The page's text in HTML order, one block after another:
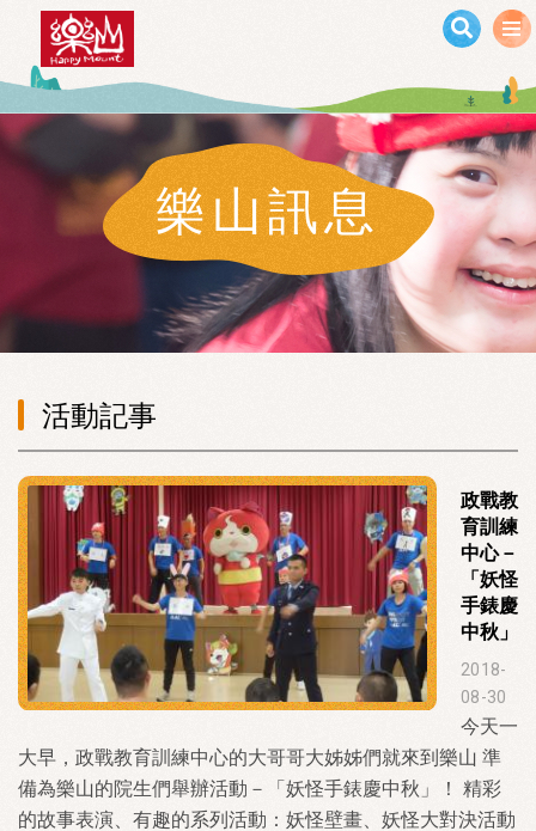
移至主內容
樂山訊息
活動記事
政戰教
育訓練
中心－
「妖怪
手錶慶
中秋」
2018-
08-30
今天一
大早，政戰教育訓練中心的大哥哥大姊姊們就來到樂山 準
備為樂山的院生們舉辦活動－「妖怪手錶慶中秋」！ 精彩
的故事表演、有趣的系列活動：妖怪壁畫、妖怪大對決活動